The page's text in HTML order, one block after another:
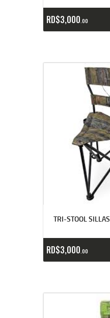
RD$3,000 00
TRI-STOOL SILLAS
RD$3,000 00